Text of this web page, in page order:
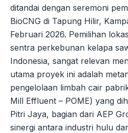
ditandai dengan seremoni
BioCNG di Tapung Hilir,
Februari 2026. Pemilihan
sentra perkebunan kelapa
Indonesia, sangat relevan
utama proyek ini adalah
pengelolaan limbah cair
Mill Effluent – POME) yang
Pitri Jaya, bagian dari AEP
sinergi antara industri hulu